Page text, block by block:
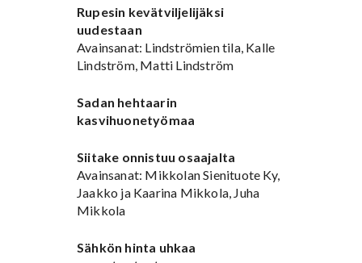
Rupesin kevätviljelijäksi
uudestaan
Avainsanat: Lindströmien tila, Kalle
Lindström, Matti Lindström
Sadan hehtaarin
kasvihuonetyömaa
Siitake onnistuu osaajalta
Avainsanat: Mikkolan Sienituote Ky,
Jaakko ja Kaarina Mikkola, Juha
Mikkola
Sähkön hinta uhkaa